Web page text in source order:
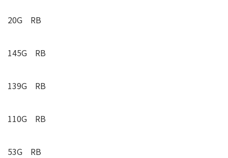
20G RB
145G RB
139G RB
110G RB
53G RB